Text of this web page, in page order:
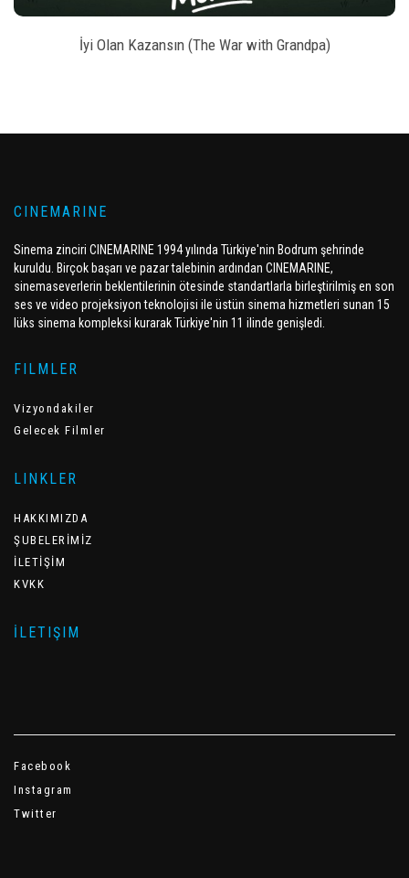
İyi Olan Kazansın (The War with Grandpa)
CINEMARINE
Sinema zinciri CINEMARINE 1994 yılında Türkiye'nin Bodrum şehrinde
kuruldu. Birçok başarı ve pazar talebinin ardından CINEMARINE,
sinemaseverlerin beklentilerinin ötesinde standartlarla birleştirilmiş en son
ses ve video projeksiyon teknolojisi ile üstün sinema hizmetleri sunan 15
lüks sinema kompleksi kurarak Türkiye'nin 11 ilinde genişledi.
FILMLER
Vizyondakiler
Gelecek Filmler
LINKLER
HAKKIMIZDA
ŞUBELERİMİZ
İLETİŞİM
KVKK
İLETIŞIM
Facebook
Instagram
Twitter